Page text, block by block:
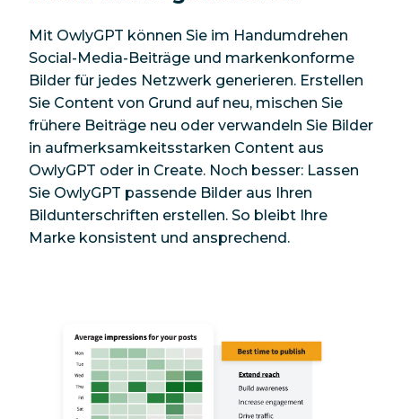
Mit OwlyGPT können Sie im Handumdrehen
Social-Media-Beiträge und markenkonforme
Bilder für jedes Netzwerk generieren. Erstellen
Sie Content von Grund auf neu, mischen Sie
frühere Beiträge neu oder verwandeln Sie Bilder
in aufmerksamkeitsstarken Content aus
OwlyGPT oder in Create. Noch besser: Lassen
Sie OwlyGPT passende Bilder aus Ihren
Bildunterschriften erstellen. So bleibt Ihre
Marke konsistent und ansprechend.